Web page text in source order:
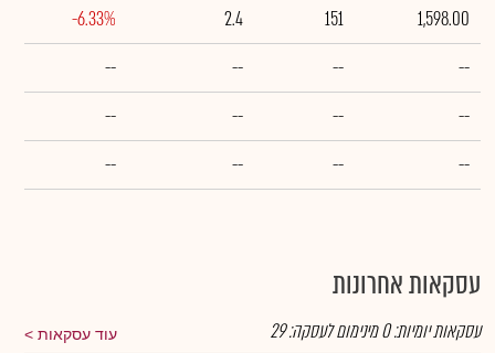
1,598.00
151
2.4
-6.33%
--
--
--
--
--
--
--
--
--
--
--
--
עסקאות אחרונות
עוד עסקאות עסקאות יומיות:0מינימום לעסקה:29